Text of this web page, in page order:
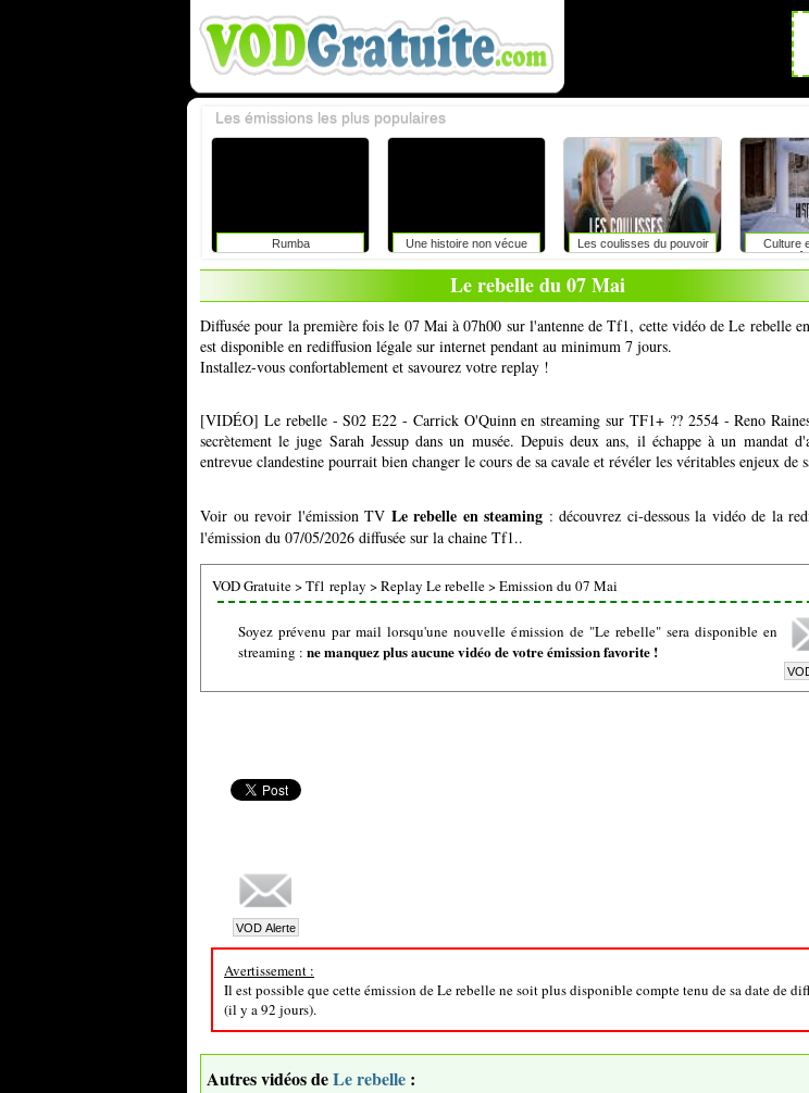
Rumba Une histoire non vécue Les coulisses du pouvoir
Culture
Les émissions les plus populaires
Le rebelle du 07 Mai
Diffusée pour la première fois le 07 Mai à 07h00 sur l'antenne de Tf1, cette vidéo de Le rebelle
est disponible en rediffusion légale sur internet pendant au minimum 7 jours.
Installez-vous confortablement et savourez votre replay !
[VIDÉO] Le rebelle - S02 E22 - Carrick O'Quinn en streaming sur TF1+ ?? 2554 - Reno
secrètement le juge Sarah Jessup dans un musée. Depuis deux ans, il échappe à un mandat
entrevue clandestine pourrait bien changer le cours de sa cavale et révéler les véritables enjeux de
Voir ou revoir l'émission TV Le rebelle en steaming : découvrez ci-dessous la vidéo de la
l'émission du 07/05/2026 diffusée sur la chaine Tf1..
VOD Gratuite>Tf1 replay >Replay Le rebelle>Emission du 07 Mai
Soyez prévenu par mail lorsqu'une nouvelle émission de "Le rebelle" sera disponible en
streaming : ne manquez plus aucune vidéo de votre émission favorite !
Avertissement :
Il est possible que cette émission de Le rebelle ne soit plus disponible compte tenu de sa date de
(il y a 92 jours).
Autres vidéos deLe rebelle :